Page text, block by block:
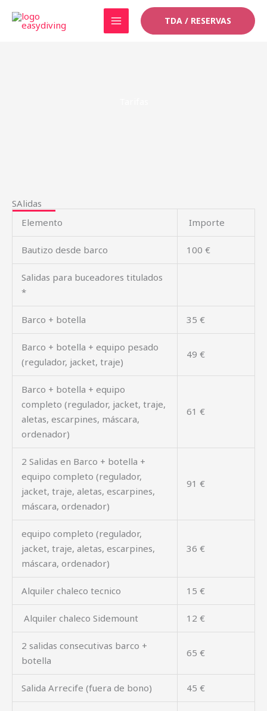
TDA / RESERVAS
SAlidas
Elemento
Importe
Bautizo desde barco 100 €
Salidas para buceadores titulados
*
Barco + botella 35 €
Barco + botella + equipo pesado
(regulador, jacket, traje)
49 €
Barco + botella + equipo
completo (regulador, jacket, traje,
aletas, escarpines, máscara,
ordenador)
61 €
2 Salidas en Barco + botella +
equipo completo (regulador,
jacket, traje, aletas, escarpines,
máscara, ordenador)
91 €
equipo completo (regulador,
jacket, traje, aletas, escarpines,
máscara, ordenador)
36 €
Alquiler chaleco tecnico 15 €
Alquiler chaleco Sidemount 12 €
2 salidas consecutivas barco +
botella
65 €
Salida Arrecife (fuera de bono) 45 €